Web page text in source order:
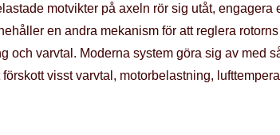
motvikter på axeln rör sig utåt, engagera
en andra mekanism för att reglera
och varvtal. Moderna system göra sig av med
visst varvtal, motorbelastning,